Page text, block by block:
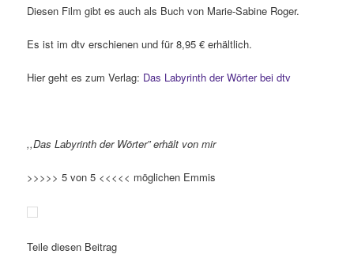
Diesen Film gibt es auch als Buch von Marie-Sabine Roger.
Es ist im dtv erschienen und für 8,95 € erhältlich.
Hier geht es zum Verlag: Das Labyrinth der Wörter bei dtv
,,Das Labyrinth der Wörter” erhält von mir
>>>>> 5 von 5 <<<<< möglichen Emmis
Teile diesen Beitrag